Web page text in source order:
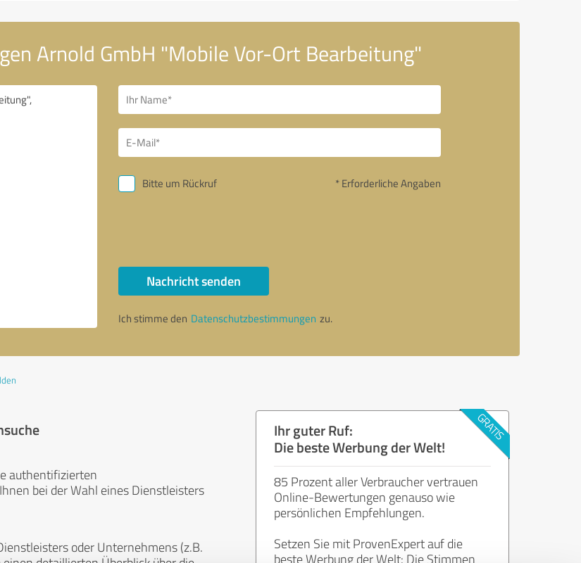
Arnold GmbH "Mobile Vor-Ort Bearbeitung"
Bitte um Rückruf * Erforderliche Angaben
Nachricht senden
Ich stimme den Datenschutzbestimmungen zu.
authentifizierten
bei der Wahl eines Dienstleisters
oder Unternehmens (z.B.
Ihr guter Ruf:
Die beste Werbung der Welt!
85 Prozent aller Verbraucher vertrauen
Online-Bewertungen genauso wie
persönlichen Empfehlungen.
Setzen Sie mit ProvenExpert auf die
beste Werbung der Welt: Die Stimmen